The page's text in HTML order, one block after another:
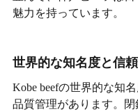
魅力を持っています。
世界的な知名度と信
Kobe beefの世界的な知
品質管理があります。